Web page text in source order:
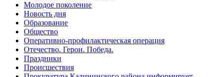
Молодое поколение
Новость дня
Образование
Общество
Оперативно-профилактическая операция
Отечество. Герои. Победа.
Праздники
Происшествия